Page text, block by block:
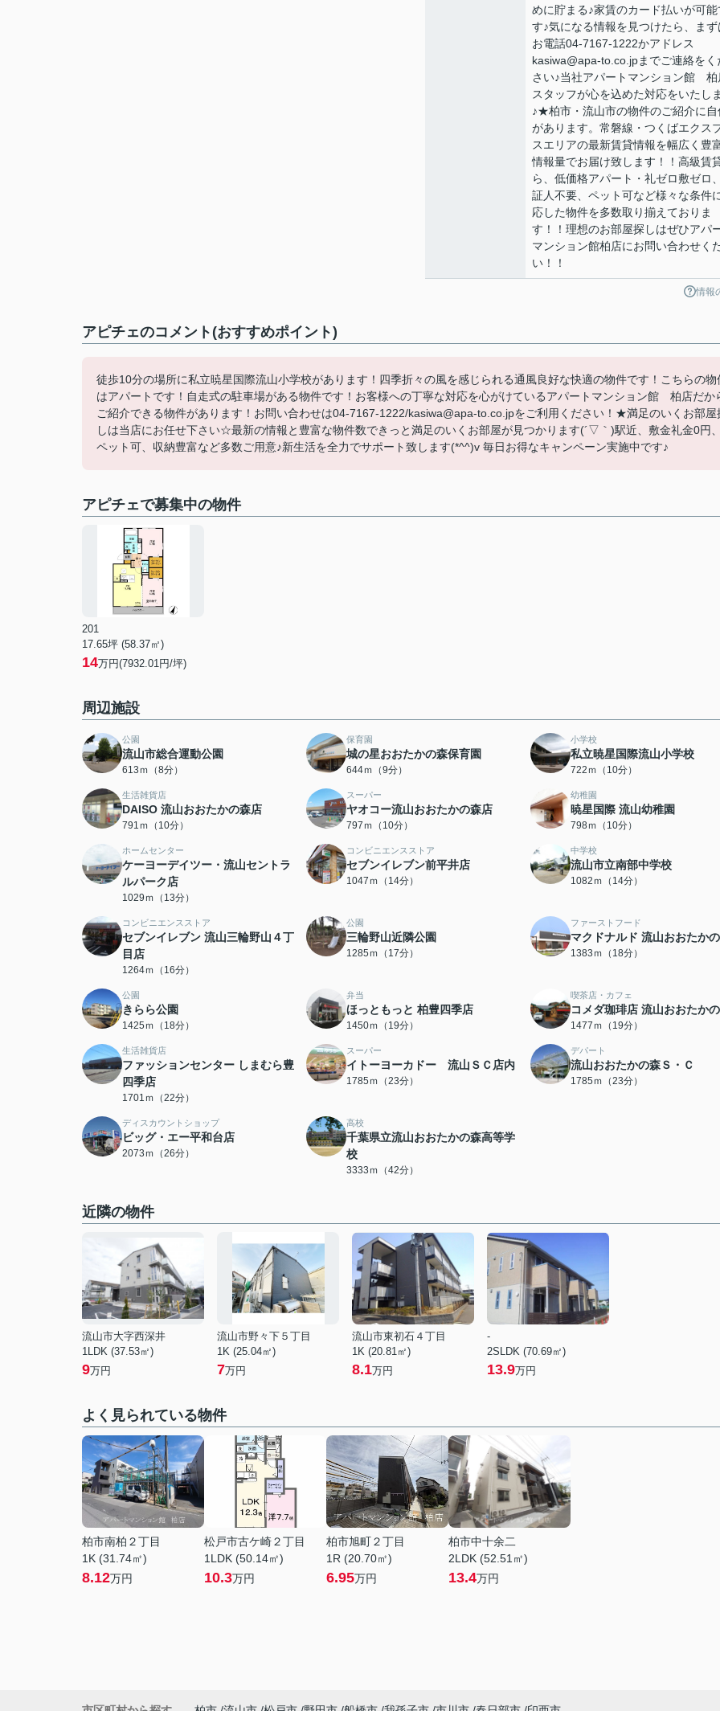
めに貯まる♪家賃のカード払いが可能
す♪気になる情報を見つけたら、まず
お電話04-7167-1222かアドレス
kasiwa@apa-to.co.jpまでご連絡をく
さい♪当社アパートマンション館 柏
スタッフが心を込めた対応をいたし
♪★柏市・流山市の物件のご紹介に自
があります。常磐線・つくばエクス
スエリアの最新賃貸情報を幅広く豊
情報量でお届け致します！！高級賃
ら、低価格アパート・礼ゼロ敷ゼロ
証人不要、ペット可など様々な条件
応した物件を多数取り揃えておりま
す！！理想のお部屋探しはぜひアパ
マンション館柏店にお問い合わせく
い！！
情報
アピチェのコメント(おすすめポイント)
徒歩10分の場所に私立暁星国際流山小学校があります！四季折々の風を感じられる通風良好な快適の物件です！こちらの物
はアパートです！自走式の駐車場がある物件です！お客様への丁寧な対応を心がけているアパートマンション館 柏店だか
ご紹介できる物件があります！お問い合わせは04-7167-1222/kasiwa@apa-to.co.jpをご利用ください！★満足のいくお部屋
しは当店にお任せ下さい☆最新の情報と豊富な物件数できっと満足のいくお部屋が見つかります(´▽｀)駅近、敷金礼金0円
ペット可、収納豊富など多数ご用意♪新生活を全力でサポート致します(*^^)v 毎日お得なキャンペーン実施中です♪
アピチェで募集中の物件
201
17.65坪 (58.37㎡)
14万円(7932.01円/坪)
周辺施設
公園
流山市総合運動公園
613ｍ（8分）
保育園
城の星おおたかの森保育園
644ｍ（9分）
小学校
私立暁星国際流山小学校
722ｍ（10分）
生活雑貨店
DAISO 流山おおたかの森店
791ｍ（10分）
スーパー
ヤオコー流山おおたかの森店
797ｍ（10分）
幼稚園
暁星国際 流山幼稚園
798ｍ（10分）
ホームセンター
ケーヨーデイツー・流山セントラ
ルパーク店
1029ｍ（13分）
コンビニエンスストア
セブンイレブン前平井店
1047ｍ（14分）
中学校
流山市立南部中学校
1082ｍ（14分）
コンビニエンスストア
セブンイレブン 流山三輪野山４丁
目店
1264ｍ（16分）
公園
三輪野山近隣公園
1285ｍ（17分）
ファーストフード
マクドナルド 流山おおたか
1383ｍ（18分）
公園
きらら公園
1425ｍ（18分）
弁当
ほっともっと 柏豊四季店
1450ｍ（19分）
喫茶店・カフェ
コメダ珈琲店 流山おおたか
1477ｍ（19分）
生活雑貨店
ファッションセンター しまむら豊
四季店
1701ｍ（22分）
スーパー
イトーヨーカドー 流山ＳＣ店内
1785ｍ（23分）
デパート
流山おおたかの森Ｓ・Ｃ
1785ｍ（23分）
ディスカウントショップ
ビッグ・エー平和台店
2073ｍ（26分）
高校
千葉県立流山おおたかの森高等学
校
3333ｍ（42分）
近隣の物件
流山市大字西深井
1LDK (37.53㎡)
9万円
流山市野々下５丁目
1K (25.04㎡)
7万円
流山市東初石４丁目
1K (20.81㎡)
8.1万円
-
2SLDK (70.69㎡)
13.9万円
よく見られている物件
柏市南柏２丁目
1K (31.74㎡)
8.12万円
松戸市古ケ崎２丁目
1LDK (50.14㎡)
10.3万円
柏市旭町２丁目
1R (20.70㎡)
6.95万円
柏市中十余二
2LDK (52.51㎡)
13.4万円